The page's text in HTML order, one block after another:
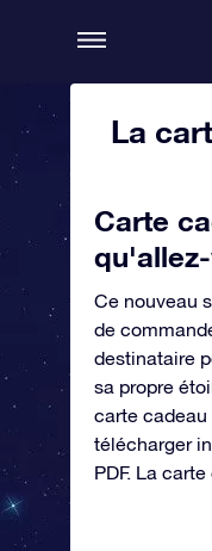
La
Carte
Ce nouveau
de
destinataire
sa propre
carte cadeau
télécharger
PDF. La